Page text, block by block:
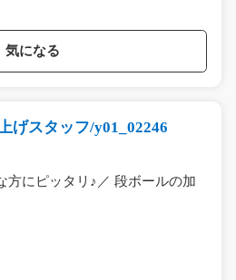
気になる
げスタッフ/y01_02246
方にピッタリ♪／ 段ボールの加